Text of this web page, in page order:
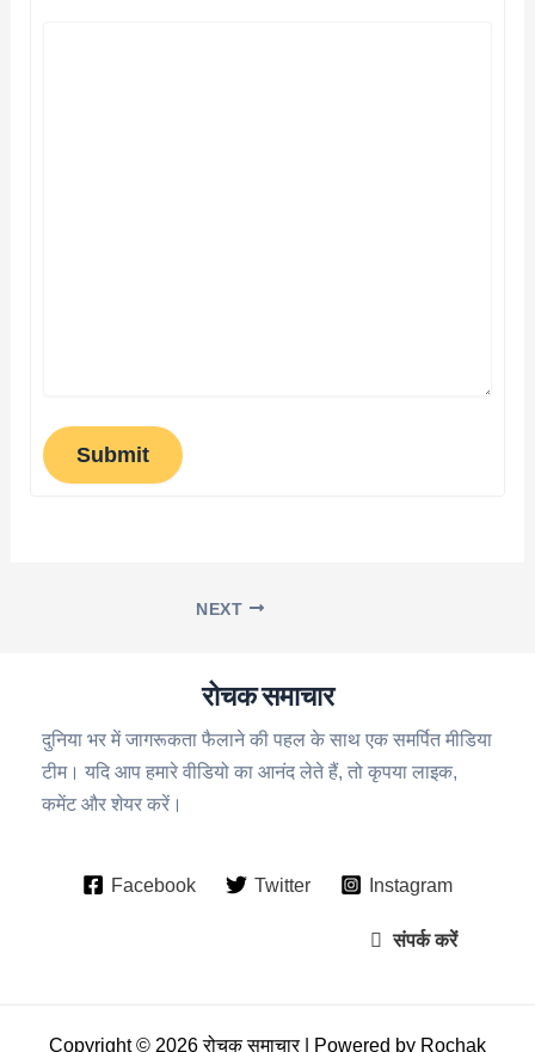
Submit
NEXT
रोचक समाचार
दुनिया भर में जागरूकता फैलाने की पहल के साथ एक समर्पित मीडिया
टीम। यदि आप हमारे वीडियो का आनंद लेते हैं, तो कृपया लाइक,
कमेंट और शेयर करें।
Facebook Twitter Instagram
संपर्क करें
Copyright © 2026 रोचक समाचार | Powered by Rochak